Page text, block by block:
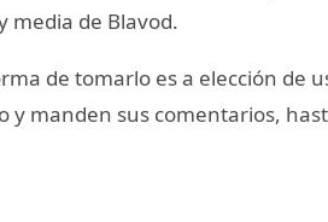
media de Blavod.
de tomarlo es a elección de
y manden sus comentarios,